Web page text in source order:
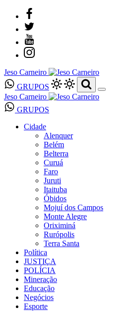
Jeso Carneiro
GRUPOS
Jeso Carneiro
GRUPOS
Cidade
Alenquer
Belém
Belterra
Curuá
Faro
Juruti
Itaituba
Óbidos
Mojuí dos Campos
Monte Alegre
Oriximiná
Rurópolis
Terra Santa
Política
JUSTIÇA
POLÍCIA
Mineração
Educação
Negócios
Esporte